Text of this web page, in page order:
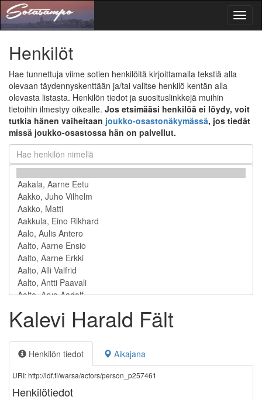
Henkilöt
Hae tunnettuja viime sotien henkilöitä kirjoittamalla tekstiä alla
olevaan täydennyskenttään ja/tai valitse henkilö kentän alla
olevasta listasta. Henkilön tiedot ja suosituslinkkejä muihin
tietoihin ilmestyy oikealle. Jos etsimääsi henkilöä ei löydy, voit
tutkia hänen vaiheitaan joukko-osastonäkymässä, jos tiedät
missä joukko-osastossa hän on palvellut.
Kalevi Harald Fält
Henkilön tiedot Aikajana
URI: http://ldf.fi/warsa/actors/person_p257461
Henkilötiedot